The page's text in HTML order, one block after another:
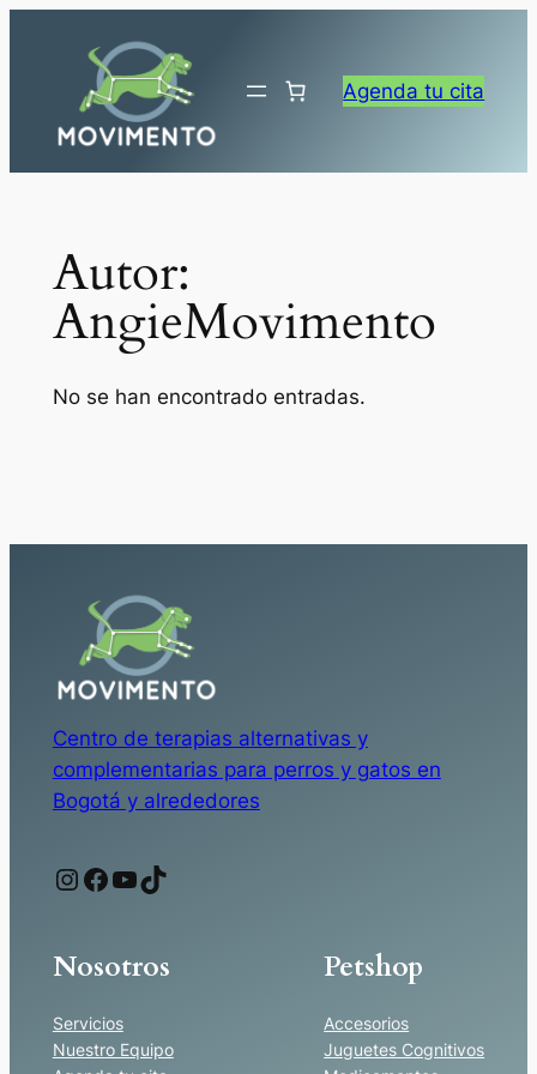
contenido
Agenda tu cita
Autor:
AngieMovimento
No se han encontrado entradas.
Centro de terapias alternativas y
complementarias para perros y gatos en
Bogotá y alrededores
Instagram Facebook YouTube TikTok
Nosotros
Servicios
Nuestro Equipo
Petshop
Accesorios
Juguetes Cognitivos